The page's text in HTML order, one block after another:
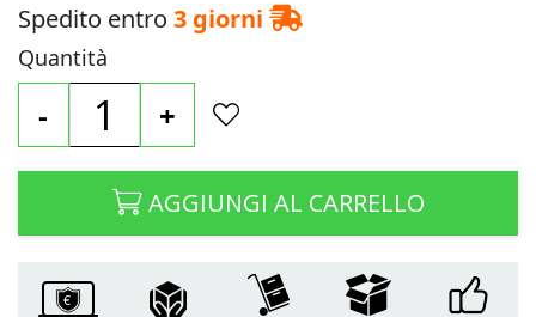
Spedito entro 3 giorni
Quantità
- +
AGGIUNGI AL CARRELLO